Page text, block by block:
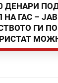
ДЕНАРИ
ГАС –
ГИ